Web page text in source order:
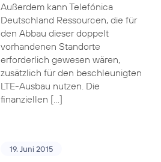
Außerdem kann Telefónica
Deutschland Ressourcen, die für
den Abbau dieser doppelt
vorhandenen Standorte
erforderlich gewesen wären,
zusätzlich für den beschleunigten
LTE-Ausbau nutzen. Die
finanziellen […]
19. Juni 2015